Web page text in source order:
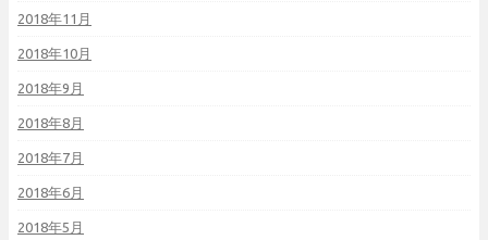
2018年11月
2018年10月
2018年9月
2018年8月
2018年7月
2018年6月
2018年5月